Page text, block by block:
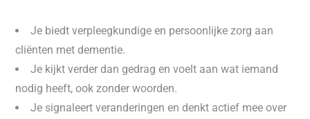
Je biedt verpleegkundige en persoonlijke zorg aan
cliënten met dementie.
Je kijkt verder dan gedrag en voelt aan wat iemand
nodig heeft, ook zonder woorden.
Je signaleert veranderingen en denkt actief mee over